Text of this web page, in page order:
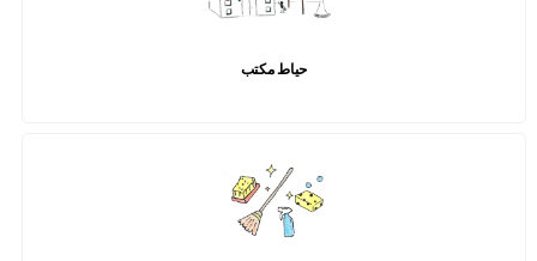
حیاط مکتب